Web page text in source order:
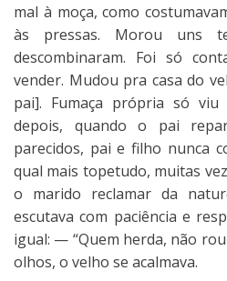
mal à moça, como
às pressas. Morou uns
descombinaram. Foi só
vender. Mudou pra casa do
pai]. Fumaça própria só
depois, quando o pai
parecidos, pai e filho nunca
qual mais topetudo, muitas
o marido reclamar da
escutava com paciência e
igual: — “Quem herda, não
olhos, o velho se acalmava.